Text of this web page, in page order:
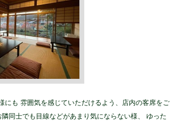
も 雰囲気を感じていただけるよう、店内の客席をご
同士でも目線などがあまり気にならない様、 ゆった